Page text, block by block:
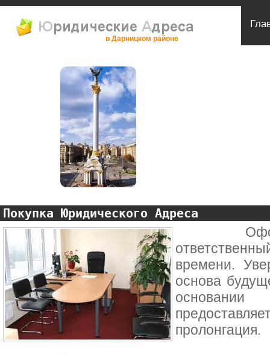
в Дарницком районе
Покупка Юридического Адреса
времени.
основа
пролонгация.